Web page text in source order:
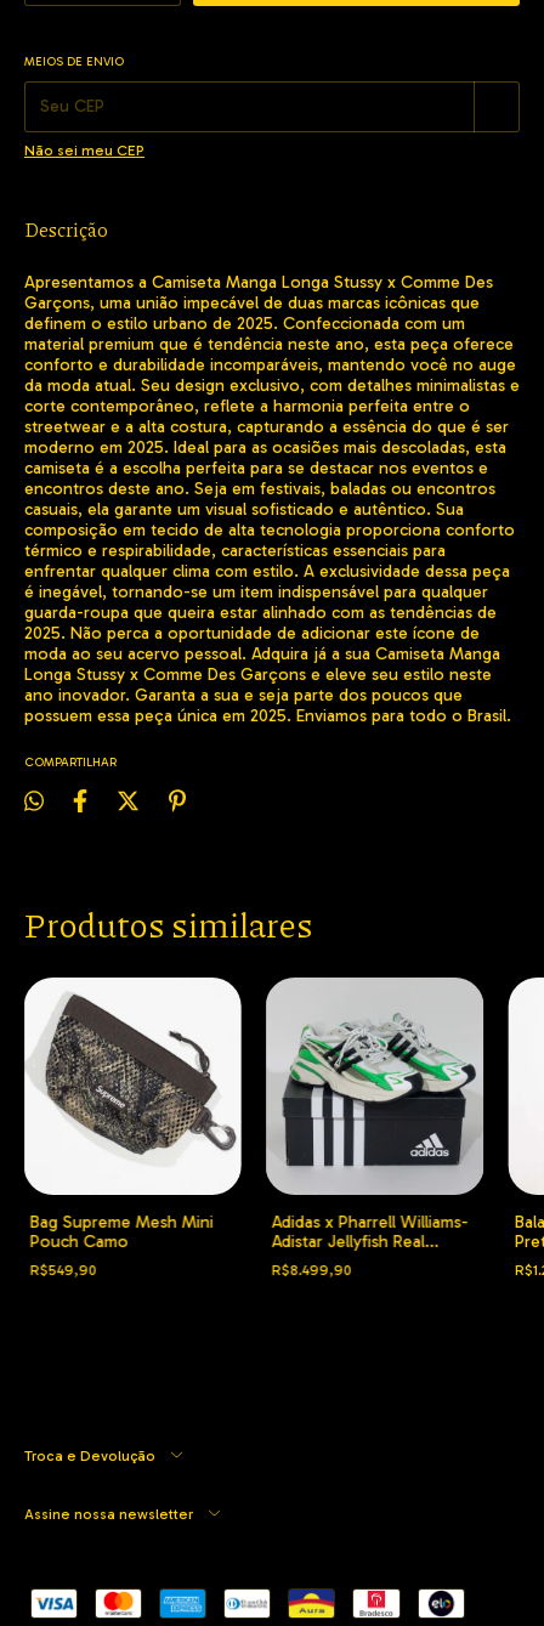
Entregas para o CEP:
MEIOS DE ENVIO
Não sei meu CEP
Descrição
Apresentamos a Camiseta Manga Longa Stussy x Comme Des
Garçons, uma união impecável de duas marcas icônicas que
definem o estilo urbano de 2025. Confeccionada com um
material premium que é tendência neste ano, esta peça oferece
conforto e durabilidade incomparáveis, mantendo você no auge
da moda atual. Seu design exclusivo, com detalhes minimalistas e
corte contemporâneo, reflete a harmonia perfeita entre o
streetwear e a alta costura, capturando a essência do que é ser
moderno em 2025. Ideal para as ocasiões mais descoladas, esta
camiseta é a escolha perfeita para se destacar nos eventos e
encontros deste ano. Seja em festivais, baladas ou encontros
casuais, ela garante um visual sofisticado e autêntico. Sua
composição em tecido de alta tecnologia proporciona conforto
térmico e respirabilidade, características essenciais para
enfrentar qualquer clima com estilo. A exclusividade dessa peça
é inegável, tornando-se um item indispensável para qualquer
guarda-roupa que queira estar alinhado com as tendências de
2025. Não perca a oportunidade de adicionar este ícone de
moda ao seu acervo pessoal. Adquira já a sua Camiseta Manga
Longa Stussy x Comme Des Garçons e eleve seu estilo neste
ano inovador. Garanta a sua e seja parte dos poucos que
possuem essa peça única em 2025. Enviamos para todo o Brasil.
COMPARTILHAR
Produtos similares
Bag Supreme Mesh Mini
Pouch Camo
R$549,90
Adidas x Pharrell Williams-
Adistar Jellyfish Real
Green
R$8.499,90
Troca e Devolução
Assine nossa newsletter